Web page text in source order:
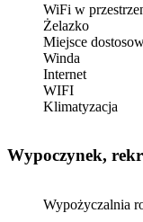
WiFi w
Żelazko
Miejsce
Winda
Internet
WIFI
Klimatyzacja
Wypoczynek,
Wypożyczalnia